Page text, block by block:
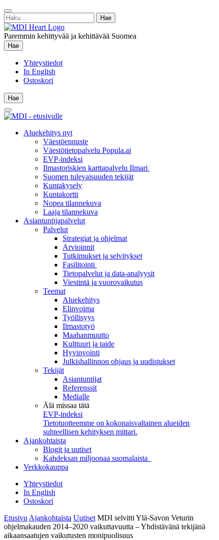
Siirry
sisältöön
Sulje
hae
Haku:
Paremmin kehittyvää ja kehittävää Suomea
Hae
Hae
Yhteystiedot
In English
Ostoskori
Hae
Hae
Main
Menu
Aluekehitys nyt
Väestöennuste
Väestötietopalvelu Popula.ai
EVP-indeksi
Ilmastoriskien karttapalvelu Ilmari
Suomen tulevaisuuden tekijät
Kuntakysely
Kuntakortti
Nopea tilannekuva
Laaja tilannekuva
Asiantuntijapalvelut
Palvelut
Strategiat ja ohjelmat
Arvioinnit
Tutkimukset ja selvitykset
Fasilitointi
Tietopalvelut ja data-analyysit
Viestintä ja vuorovaikutus
Teemat
Aluekehitys
Elinvoima
Työllisyys
Ilmastotyö
Maahanmuutto
Kulttuuri ja taide
Hyvinvointi
Julkishallinnon ohjaus ja uudistukset
Tekijät
Asiantuntijat
Referenssit
Medialle
Älä missaa tätä
EVP-indeksi
Tietotuotteemme on kokonaisvaltainen alueiden
suhteellisen kehityksen mittari.
Ajankohtaista
Blogit ja uutiset
Kahdeksan miljoonaa suomalaista
Verkkokauppa
Yhteystiedot
In English
Ostoskori
Etusivu Ajankohtaista Uutiset MDI selvitti Ylä-Savon Veturin
ohjelmakauden 2014–2020 vaikuttavuutta – Yhdistävänä tekijänä
aikaansaatujen vaikutusten monipuolisuus